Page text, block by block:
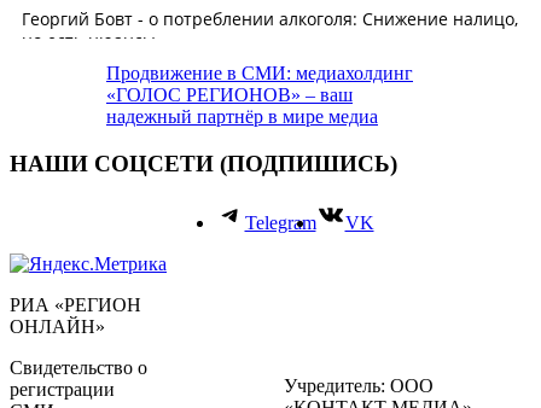
Продвижение в СМИ: медиахолдинг
«ГОЛОС РЕГИОНОВ» – ваш
надежный партнёр в мире медиа
НАШИ СОЦСЕТИ (ПОДПИШИСЬ)
Telegram VK
РИА «РЕГИОН
ОНЛАЙН»
Свидетельство о
регистрации
Учредитель: ООО